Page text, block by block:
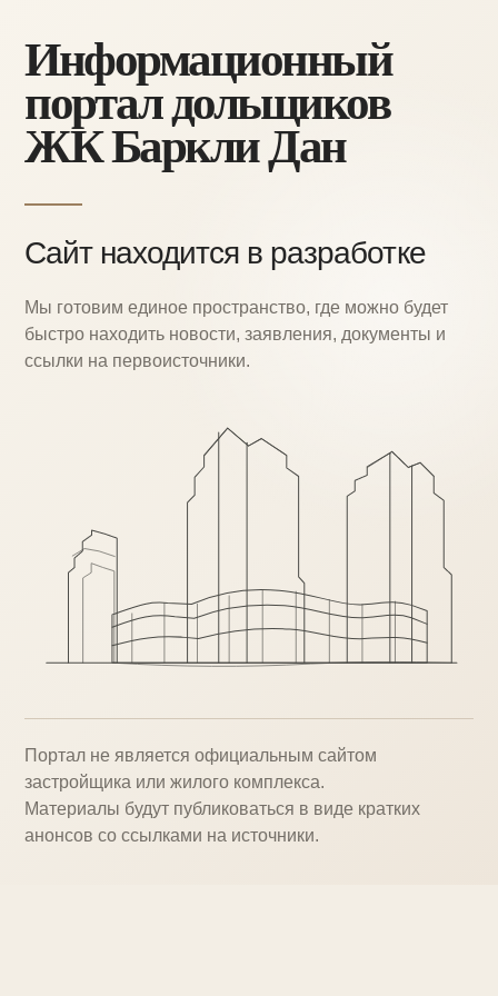
Информационный
портал дольщиков
ЖК Баркли Дан
Сайт находится в разработке
Мы готовим единое пространство, где можно будет
быстро находить новости, заявления, документы и
ссылки на первоисточники.
Портал не является официальным сайтом
застройщика или жилого комплекса.
Материалы будут публиковаться в виде кратких
анонсов со ссылками на источники.